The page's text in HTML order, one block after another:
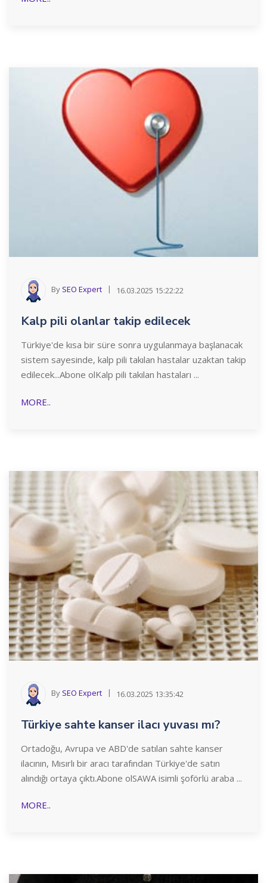
By SEO Expert 16.03.2025 15:22:22
Kalp pili olanlar takip edilecek
Türkiye'de kısa bir süre sonra uygulanmaya başlanacak
sistem sayesinde, kalp pili takılan hastalar uzaktan takip
edilecek...Abone olKalp pili takılan hastaları ...
MORE..
By SEO Expert 16.03.2025 13:35:42
Türkiye sahte kanser ilacı yuvası mı?
Ortadoğu, Avrupa ve ABD'de satılan sahte kanser
ilacının, Mısırlı bir aracı tarafından Türkiye'de satın
alındığı ortaya çıktı.Abone olSAWA isimli şoförlü araba ...
MORE..